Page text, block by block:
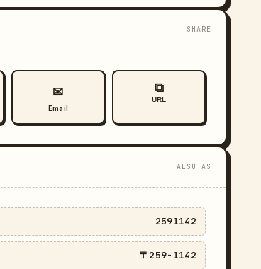
SHARE
✉
Email
⧉
URL
ALSO AS
2591142
〒259-1142